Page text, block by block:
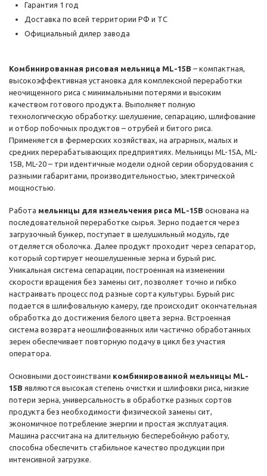
Гарантия 1 год
Доставка по всей территории РФ и ТС
Официальный дилер завода
Комбинированная рисовая мельница ML-15B – компактная,
высокоэффективная установка для комплексной переработки
неочищенного риса с минимальными потерями и высоким
качеством готового продукта. Выполняет полную
технологическую обработку: шелушение, сепарацию, шлифование
и отбор побочных продуктов – отрубей и битого риса.
Применяется в фермерских хозяйствах, на аграрных, малых и
средних перерабатывающих предприятиях. Мельницы ML-15A, ML-
15B, ML-20 – три идентичные модели одной серии оборудования с
разными габаритами, производительностью, электрической
мощностью.
Работа мельницы для измельчения риса ML-15B основана на
последовательной переработке сырья. Зерно подается через
загрузочный бункер, поступает в шелушильный модуль, где
отделяется оболочка. Далее продукт проходит через сепаратор,
который сортирует неошелушенные зерна и бурый рис.
Уникальная система сепарации, построенная на изменении
скорости вращения без замены сит, позволяет точно и гибко
настраивать процесс под разные сорта культуры. Бурый рис
подается в шлифовальную камеру, где происходит окончательная
обработка до достижения белого цвета зерна. Встроенная
система возврата неошлифованных или частично обработанных
зерен обеспечивает повторную подачу в цикл без участия
оператора.
Основными достоинствами комбинированной мельницы ML-
15B являются высокая степень очистки и шлифовки риса, низкие
потери зерна, универсальность в обработке разных сортов
продукта без необходимости физической замены сит,
экономичное потребление энергии и простая эксплуатация.
Машина рассчитана на длительную бесперебойную работу,
способна обеспечить стабильное качество продукции при
интенсивной загрузке.